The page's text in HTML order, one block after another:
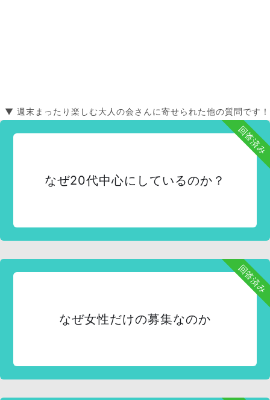
▼ 週末まったり楽しむ大人の会さんに寄せられた他の質問です！
回答済み
なぜ20代中心にしているのか？
回答済み
なぜ女性だけの募集なのか